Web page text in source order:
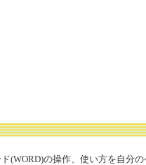
(WORD)の操作、使い方を自分